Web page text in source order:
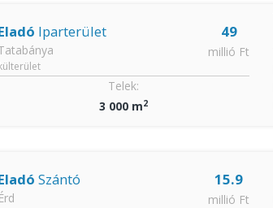
49
millió Ft
Iparterület
Telek:
3 000 m2
15.9
millió Ft
Szántó
Érd